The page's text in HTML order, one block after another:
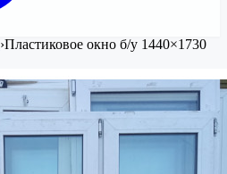
›Пластиковое окно б/у 1440×1730